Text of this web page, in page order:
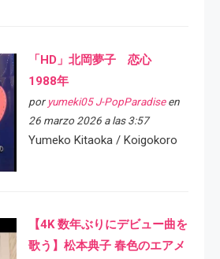
「HD」北岡夢子 恋心
1988年
por yumeki05 J-PopParadiseen
26 marzo 2026 a las 3:57
Yumeko Kitaoka / Koigokoro
【4K 数年ぶりにデビュー曲を
歌う】松本典子 春色のエアメ